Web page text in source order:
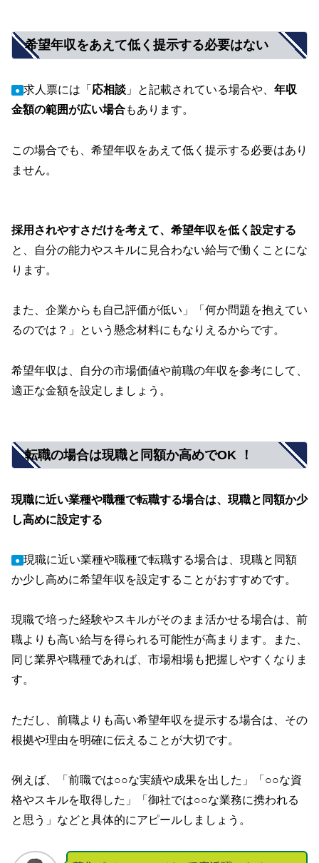
希望年収をあえて低く提示する必要はない
● 求人票には「 応相談 」と記載されている場合や、 年収
金額の範囲が広い場合もあります。
この場合でも、希望年収をあえて低く提示する必要はあり
ません。
採用されやすさだけを考えて、希望年収を低く設定する
と、自分の能力やスキルに見合わない給与で働くことにな
ります。
また、企業からも自己評価が低い」「何か問題を抱えてい
るのでは？」という懸念材料にもなりえるからです。
希望年収は、自分の市場価値や前職の年収を参考にして、
適正な金額を設定しましょう。
転職の場合は現職と同額か高めでOK ！
現職に近い業種や職種で転職する場合は、現職と同額か少
し高めに設定する
● 現職に近い業種や職種で転職する場合は、現職と同額
か少し高めに希望年収を設定することがおすすめです。
現職で培った経験やスキルがそのまま活かせる場合は、前
職よりも高い給与を得られる可能性が高まります。また、
同じ業界や職種であれば、市場相場も把握しやすくなりま
す。
ただし、前職よりも高い希望年収を提示する場合は、その
根拠や理由を明確に伝えることが大切です。
例えば、「前職では○○な実績や成果を出した」「○○な資
格やスキルを取得した」「御社では○○な業務に携われる
と思う」などと具体的にアピールしましょう。